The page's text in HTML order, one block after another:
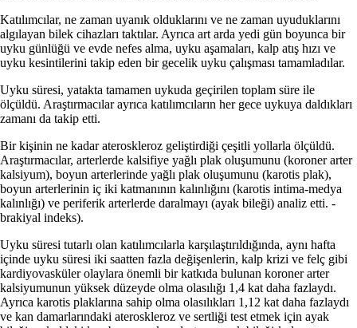
Katılımcılar, ne zaman uyanık olduklarını ve ne zaman uyuduklarını
algılayan bilek cihazları taktılar. Ayrıca art arda yedi gün boyunca bir
uyku günlüğü ve evde nefes alma, uyku aşamaları, kalp atış hızı ve
uyku kesintilerini takip eden bir gecelik uyku çalışması tamamladılar.
Uyku süresi, yatakta tamamen uykuda geçirilen toplam süre ile
ölçüldü. Araştırmacılar ayrıca katılımcıların her gece uykuya daldıkları
zamanı da takip etti.
Bir kişinin ne kadar ateroskleroz geliştirdiği çeşitli yollarla ölçüldü.
Araştırmacılar, arterlerde kalsifiye yağlı plak oluşumunu (koroner arter
kalsiyum), boyun arterlerinde yağlı plak oluşumunu (karotis plak),
boyun arterlerinin iç iki katmanının kalınlığını (karotis intima-medya
kalınlığı) ve periferik arterlerde daralmayı (ayak bileği) analiz etti. -
brakiyal indeks).
Uyku süresi tutarlı olan katılımcılarla karşılaştırıldığında, aynı hafta
içinde uyku süresi iki saatten fazla değişenlerin, kalp krizi ve felç gibi
kardiyovasküler olaylara önemli bir katkıda bulunan koroner arter
kalsiyumunun yüksek düzeyde olma olasılığı 1,4 kat daha fazlaydı.
Ayrıca karotis plaklarına sahip olma olasılıkları 1,12 kat daha fazlaydı
ve kan damarlarındaki ateroskleroz ve sertliği test etmek için ayak